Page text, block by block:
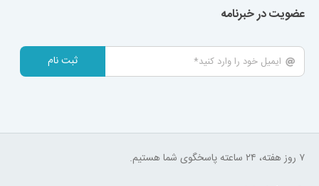
عضویت در خبرنامه
ثبت نام
۷ روز هفته، ۲۴ ساعته پاسخگوی شما هستیم.